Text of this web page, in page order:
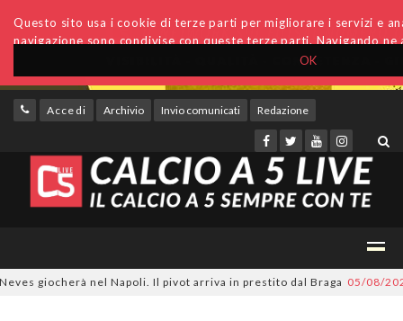
OK
Questo sito usa i cookie di terze parti per migliorare i servizi e
navigazione sono condivise con queste terze parti. Navigando
Accedi Archivio Invio comunicati Redazione
giocherà nel Napoli. Il pivot arriva in prestito dal Braga 05/08/2026